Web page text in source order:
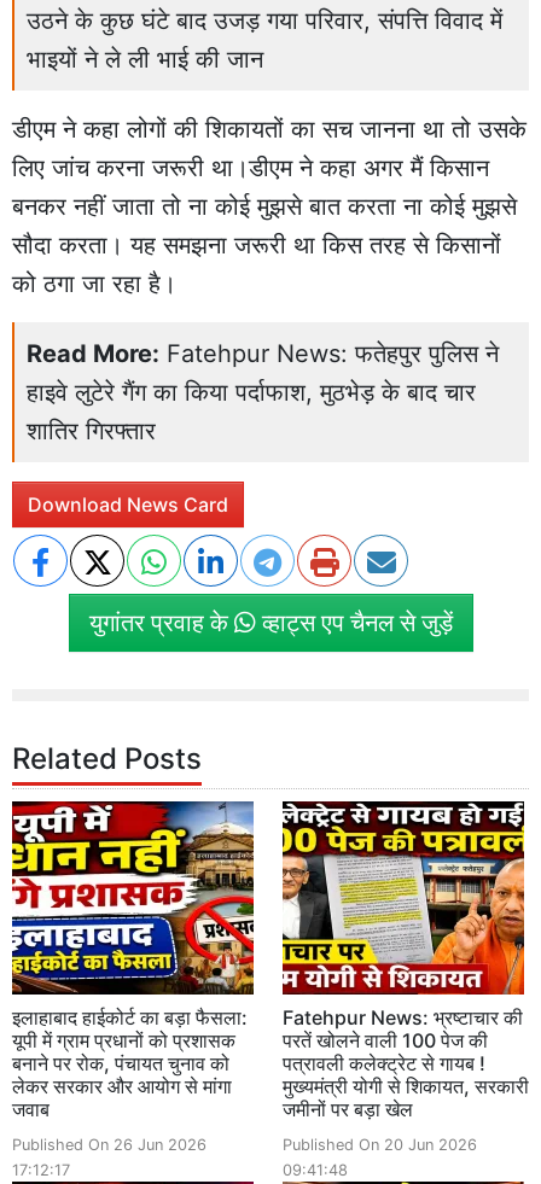
उठने के कुछ घंटे बाद उजड़ गया परिवार, संपत्ति विवाद में
भाइयों ने ले ली भाई की जान
डीएम ने कहा लोगों की शिकायतों का सच जानना था तो उसके
लिए जांच करना जरूरी था।डीएम ने कहा अगर मैं किसान
बनकर नहीं जाता तो ना कोई मुझसे बात करता ना कोई मुझसे
सौदा करता। यह समझना जरूरी था किस तरह से किसानों
को ठगा जा रहा है।
Read More: Fatehpur News: फतेहपुर पुलिस ने
हाइवे लुटेरे गैंग का किया पर्दाफाश, मुठभेड़ के बाद चार
शातिर गिरफ्तार
Download News Card
युगांतर प्रवाह के व्हाट्स एप चैनल से जुड़ें
Related Posts
इलाहाबाद हाईकोर्ट का बड़ा फैसला:
यूपी में ग्राम प्रधानों को प्रशासक
बनाने पर रोक, पंचायत चुनाव को
लेकर सरकार और आयोग से मांगा
जवाब
Published On 26 Jun 2026
17:12:17
Fatehpur News: भ्रष्टाचार की
परतें खोलने वाली 100 पेज की
पत्रावली कलेक्ट्रेट से गायब !
मुख्यमंत्री योगी से शिकायत, सरकारी
जमीनों पर बड़ा खेल
Published On 20 Jun 2026
09:41:48